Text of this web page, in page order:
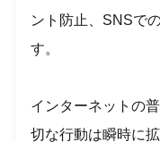
ント防止、SNSで
す。
インターネットの
切な行動は瞬時に